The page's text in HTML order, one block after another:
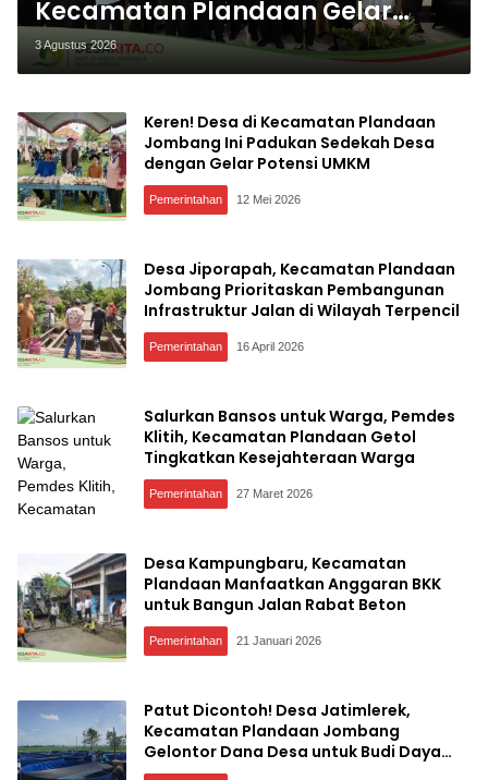
Kecamatan Plandaan Gelar
Pelatihan Aparatur Pemdes
3 Agustus 2026
Keren! Desa di Kecamatan Plandaan
Jombang Ini Padukan Sedekah Desa
dengan Gelar Potensi UMKM
Pemerintahan 12 Mei 2026
Desa Jiporapah, Kecamatan Plandaan
Jombang Prioritaskan Pembangunan
Infrastruktur Jalan di Wilayah Terpencil
Pemerintahan 16 April 2026
Salurkan Bansos untuk Warga, Pemdes
Klitih, Kecamatan Plandaan Getol
Tingkatkan Kesejahteraan Warga
Pemerintahan 27 Maret 2026
Desa Kampungbaru, Kecamatan
Plandaan Manfaatkan Anggaran BKK
untuk Bangun Jalan Rabat Beton
Pemerintahan 21 Januari 2026
Patut Dicontoh! Desa Jatimlerek,
Kecamatan Plandaan Jombang
Gelontor Dana Desa untuk Budi Daya
Ikan Gurami, Ini Tujuannya